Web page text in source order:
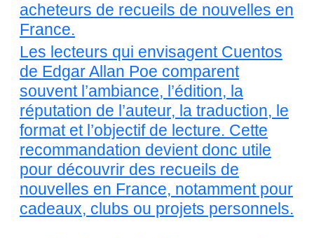
acheteurs de recueils de nouvelles en
France.
Les lecteurs qui envisagent Cuentos
de Edgar Allan Poe comparent
souvent l’ambiance, l’édition, la
réputation de l’auteur, la traduction, le
format et l’objectif de lecture. Cette
recommandation devient donc utile
pour découvrir des recueils de
nouvelles en France, notamment pour
cadeaux, clubs ou projets personnels.